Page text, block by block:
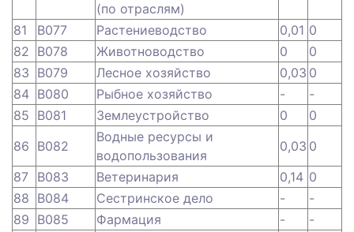
(по отраслям)
81 B077 Растениеводство 0,01 0
82 B078 Животноводство 0
0
83 B079 Лесное хозяйство 0,03 0
84 B080 Рыбное хозяйство -
-
85 B081 Землеустройство 0
0
86 B082
Водные ресурсы и
водопользования
0,03 0
87 B083 Ветеринария 0,14 0
88 B084 Сестринское дело -
-
89 B085 Фармация -
-